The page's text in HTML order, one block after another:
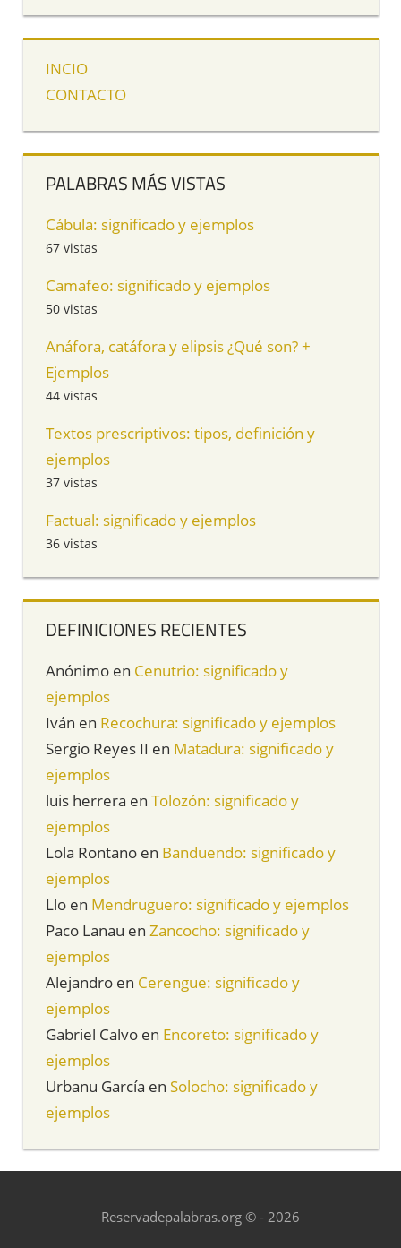
INCIO
CONTACTO
PALABRAS MÁS VISTAS
Cábula: significado y ejemplos
67 vistas
Camafeo: significado y ejemplos
50 vistas
Anáfora, catáfora y elipsis ¿Qué son? +
Ejemplos
44 vistas
Textos prescriptivos: tipos, definición y
ejemplos
37 vistas
Factual: significado y ejemplos
36 vistas
DEFINICIONES RECIENTES
Anónimo en Cenutrio: significado y
ejemplos
Iván en Recochura: significado y ejemplos
Sergio Reyes II en Matadura: significado y
ejemplos
luis herrera en Tolozón: significado y
ejemplos
Lola Rontano en Banduendo: significado y
ejemplos
Llo en Mendruguero: significado y ejemplos
Paco Lanau en Zancocho: significado y
ejemplos
Alejandro en Cerengue: significado y
ejemplos
Gabriel Calvo en Encoreto: significado y
ejemplos
Urbanu García en Solocho: significado y
ejemplos
Reservadepalabras.org © - 2026